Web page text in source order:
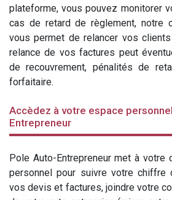
plateforme, vous pouvez monitorer
cas de retard de règlement, notre
vous permet de relancer vos
relance de vos factures peut
de recouvrement, pénalités de
forfaitaire.
Accèdez à votre espace
Entrepreneur
Pole Auto-Entrepreneur met à votre
personnel pour suivre votre chiffre
vos devis et factures, joindre votre